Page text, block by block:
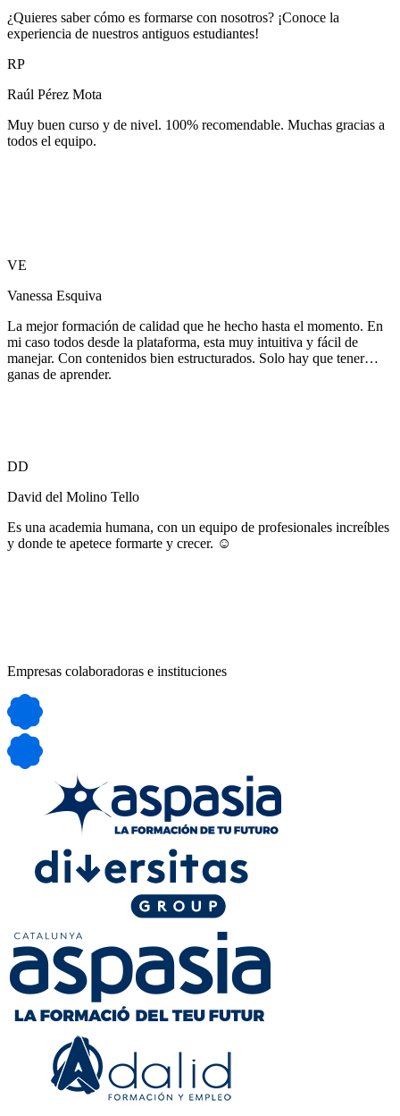
¿Quieres saber cómo es formarse con nosotros? ¡Conoce la
experiencia de nuestros antiguos estudiantes!
RP
Raúl Pérez Mota
Muy buen curso y de nivel. 100% recomendable. Muchas gracias a
todos el equipo.
VE
Vanessa Esquiva
La mejor formación de calidad que he hecho hasta el momento. En
mi caso todos desde la plataforma, esta muy intuitiva y fácil de
manejar. Con contenidos bien estructurados. Solo hay que tener
ganas de aprender.
DD
David del Molino Tello
Es una academia humana, con un equipo de profesionales increíbles
y donde te apetece formarte y crecer. ☺️
Empresas colaboradoras e instituciones